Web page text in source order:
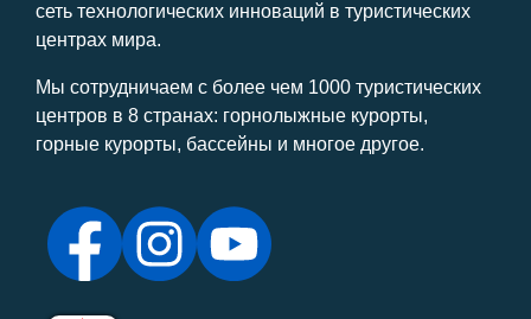
сеть технологических инноваций в туристических
центрах мира.
Мы сотрудничаем с более чем 1000 туристических
центров в 8 странах: горнолыжные курорты,
горные курорты, бассейны и многое другое.